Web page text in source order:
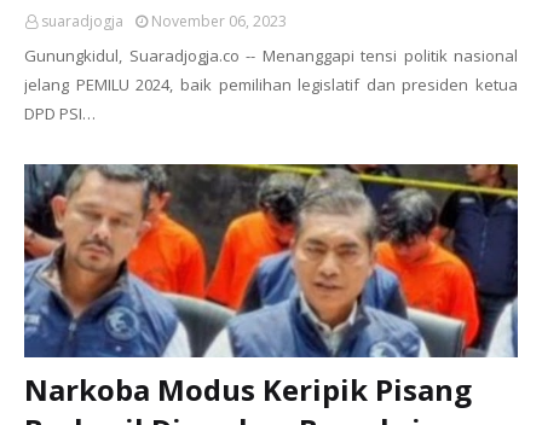
suaradjogja November 06, 2023
Gunungkidul, Suaradjogja.co -- Menanggapi tensi politik nasional
jelang PEMILU 2024, baik pemilihan legislatif dan presiden ketua
DPD PSI…
Narkoba Modus Keripik Pisang